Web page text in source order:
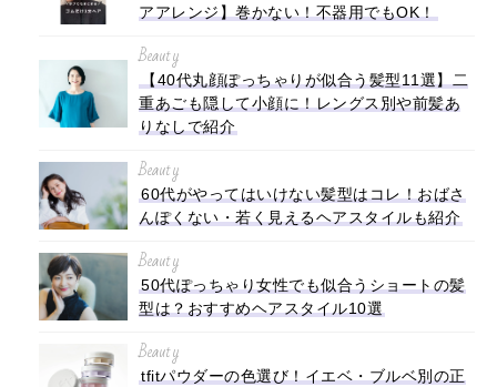
アアレンジ】巻かない！不器用でもOK！
Beauty
【40代丸顔ぽっちゃりが似合う髪型11選】二
重あごも隠して小顔に！レングス別や前髪あ
りなしで紹介
Beauty
60代がやってはいけない髪型はコレ！おばさ
んぽくない・若く見えるヘアスタイルも紹介
Beauty
50代ぽっちゃり女性でも似合うショートの髪
型は？おすすめヘアスタイル10選
Beauty
tfitパウダーの色選び！イエベ・ブルベ別の正